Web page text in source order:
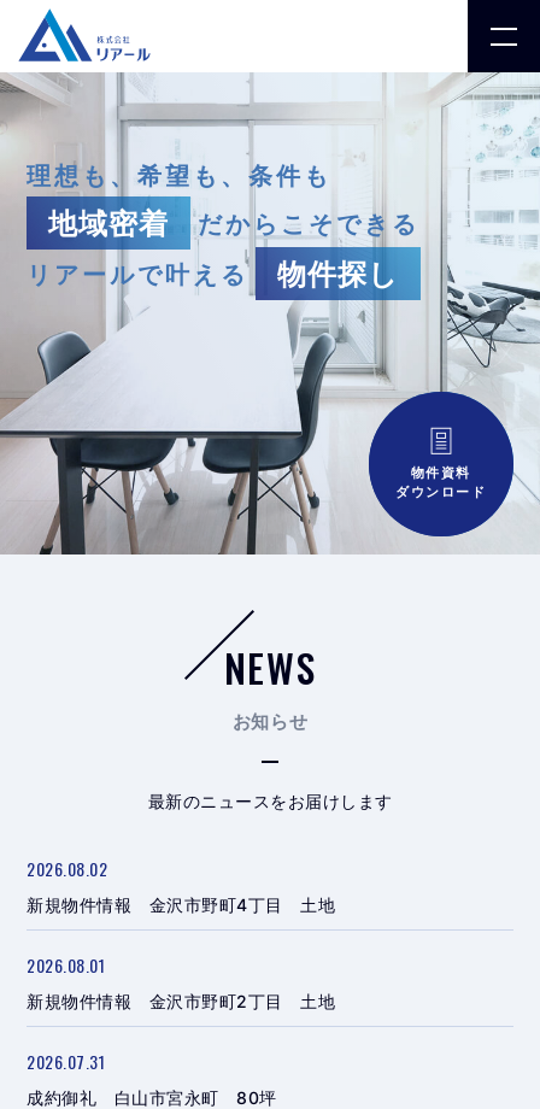
理想も、希望も、条件も
地域密着
だからこそできる
リアールで叶える
物件探し
物件資料
ダウンロード
NEWS
お知らせ
最新のニュースをお届けします
2026.08.02
新規物件情報 金沢市野町4丁目 土地
2026.08.01
新規物件情報 金沢市野町2丁目 土地
2026.07.31
成約御礼 白山市宮永町 80坪